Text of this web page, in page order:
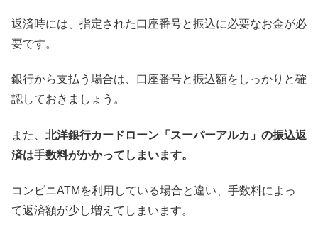
返済時には、指定された口座番号と振込に必要なお金が必
要です。
銀行から支払う場合は、口座番号と振込額をしっかりと確
認しておきましょう。
また、 北洋銀行カードローン「スーパーアルカ」の振込返
済は手数料がかかってしまいます。
コンビニATMを利用している場合と違い、手数料によっ
て返済額が少し増えてしまいます。